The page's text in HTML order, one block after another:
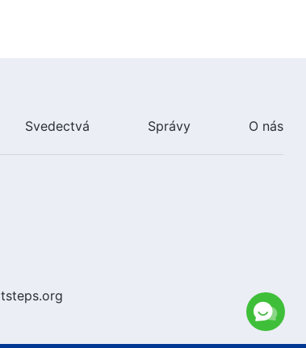
Svedectvá Správy O nás